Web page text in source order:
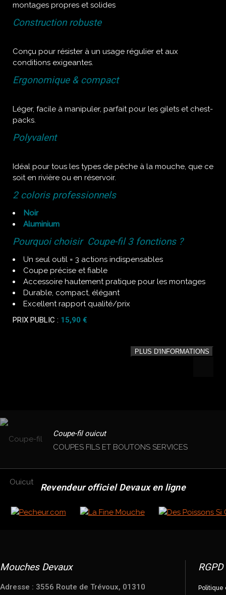
montages propres et solides
Construction robuste
Conçu pour résister à un usage régulier et aux
conditions exigeantes.
Ergonomique & compact
Léger, facile à manipuler, parfait pour les gilets et chest-
packs.
Polyvalent
Idéal pour tous les types de pêche à la mouche, que ce
soit en rivière ou en réservoir.
2 coloris professionnels
Noir
Aluminium
Pourquoi choisir Coupe-fil 3 fonctions ?
Un seul outil = 3 actions indispensables
Coupe précise et fiable
Accessoire hautement pratique pour les montages
Durable, compact, élégant
Excellent rapport qualité/prix
PRIX PUBLIC : 15,90 €
PLUS D'INFORMATIONS
Coupe-fil ouicut
COUPES FILS ET BOUTONS SERVICES
Revendeur officiel Devaux en ligne
Mouches Devaux
Adresse : 3556 Route de Trévoux, 01310
RGPD